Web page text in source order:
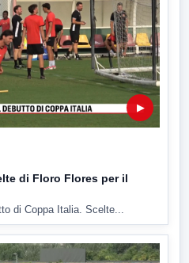
▶
di Floro Flores per il
di Coppa Italia. Scelte...